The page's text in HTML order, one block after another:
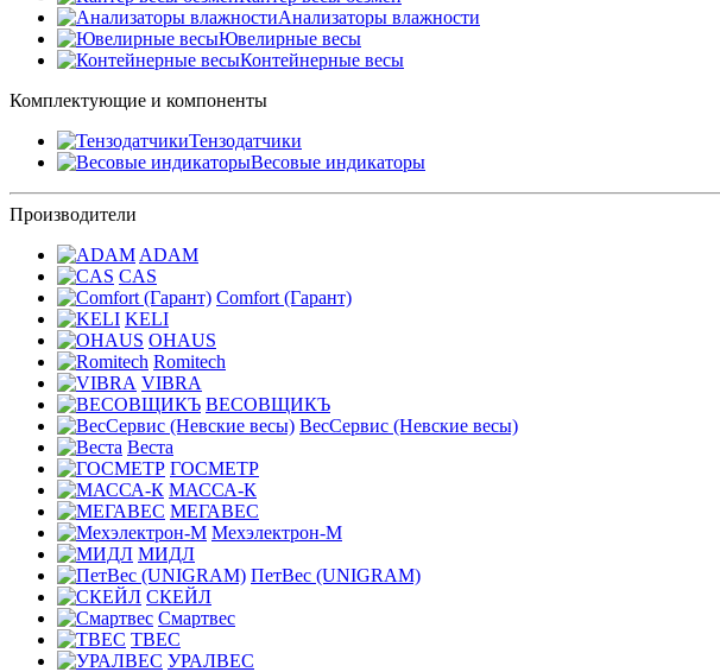
Анализаторы влажности
Ювелирные весы
Контейнерные весы
Комплектующие и компоненты
Тензодатчики
Весовые индикаторы
Производители
ADAM
CAS
Comfort (Гарант)
KELI
OHAUS
Romitech
VIBRA
ВЕСОВЩИКЪ
ВесСервис (Невские весы)
Веста
ГОСМЕТР
МАССА-К
МЕГАВЕС
Мехэлектрон-М
МИДЛ
ПетВес (UNIGRAM)
СКЕЙЛ
Смартвес
ТВЕС
УРАЛВЕС